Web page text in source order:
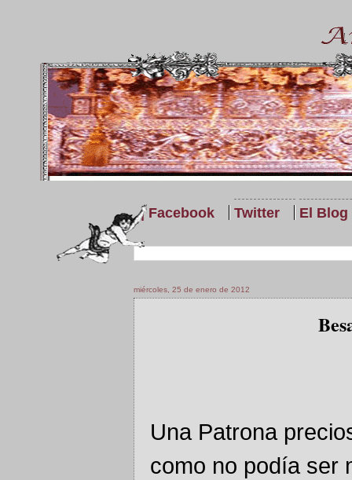
| Facebook Twitter El
miércoles, 25 de enero de 2012
Una Patrona
como no podía ser